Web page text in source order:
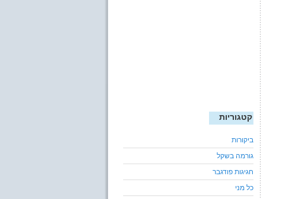
קטגוריות
ביקורות
גורמה בשקל
חגיגות פודגבר
כל מני